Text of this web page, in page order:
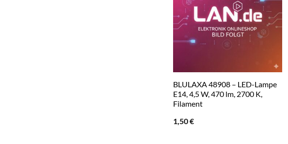
BLULAXA 48908 – LED-Lampe
E14, 4,5 W, 470 lm, 2700 K,
Filament
1,50€